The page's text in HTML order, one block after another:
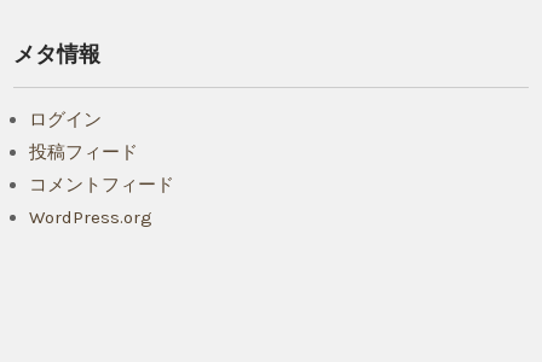
メタ情報
ログイン
投稿フィード
コメントフィード
WordPress.org